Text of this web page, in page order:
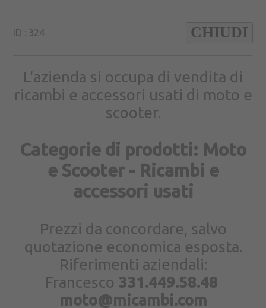
ID : 324 CHIUDI
L'azienda si occupa di vendita di
ricambi e accessori usati di moto e
scooter.
Categorie di prodotti: Moto
e Scooter - Ricambi e
accessori usati
Prezzi da concordare, salvo
quotazione economica esposta.
Riferimenti aziendali:
Francesco 331.449.58.48
moto@micambi.com